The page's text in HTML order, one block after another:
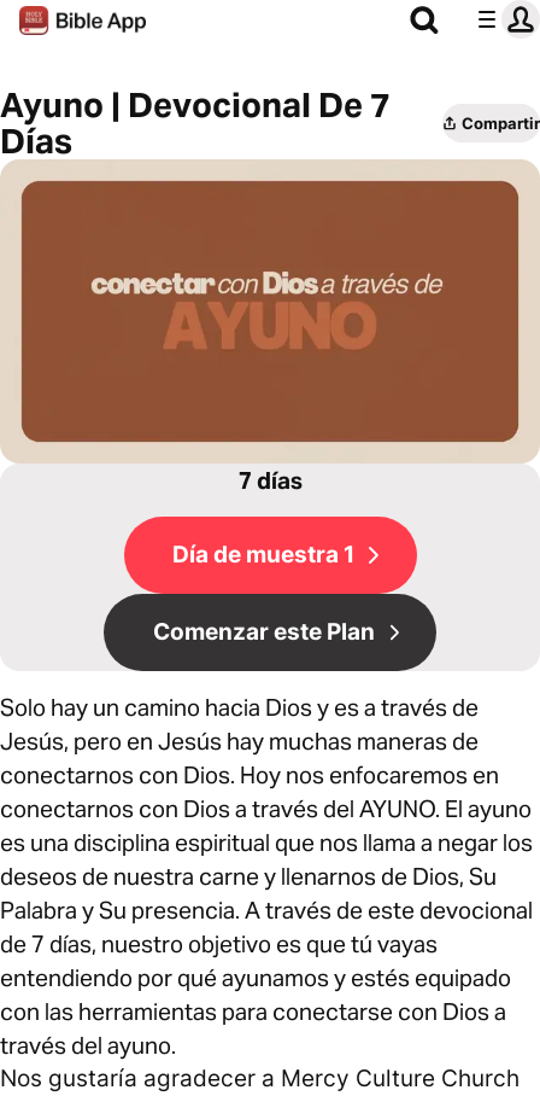
Ayuno | Devocional De 7
Días
Compartir
7 días
Día de muestra 1
Comenzar este Plan
Solo hay un camino hacia Dios y es a través de
Jesús, pero en Jesús hay muchas maneras de
conectarnos con Dios. Hoy nos enfocaremos en
conectarnos con Dios a través del AYUNO. El ayuno
es una disciplina espiritual que nos llama a negar los
deseos de nuestra carne y llenarnos de Dios, Su
Palabra y Su presencia. A través de este devocional
de 7 días, nuestro objetivo es que tú vayas
entendiendo por qué ayunamos y estés equipado
con las herramientas para conectarse con Dios a
través del ayuno.
Nos gustaría agradecer a Mercy Culture Church